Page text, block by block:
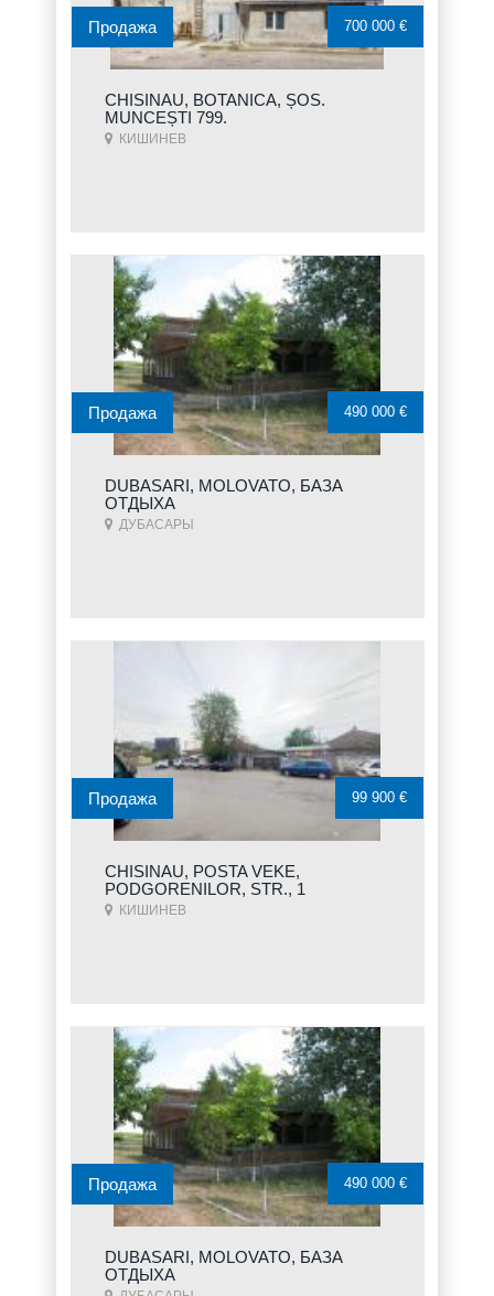
CHISINAU, BOTANICA, ȘOS.
MUNCEȘTI 799.
КИШИНЕВ
Продажа 700 000 €
DUBASARI, MOLOVATO, БАЗА
ОТДЫХА
ДУБАСАРЫ
Продажа 490 000 €
CHISINAU, POSTA VEKE,
PODGORENILOR, STR., 1
КИШИНЕВ
Продажа 99 900 €
DUBASARI, MOLOVATO, БАЗА
ОТДЫХА
Продажа 490 000 €